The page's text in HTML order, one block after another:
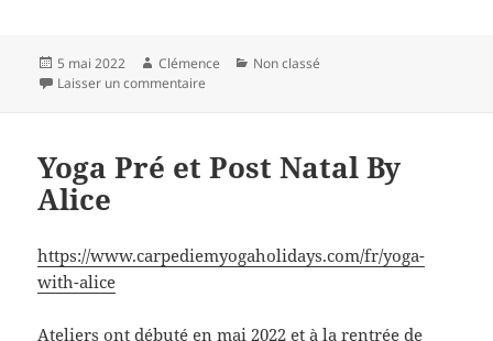
e
o
o
k
itt
er
ai
l a
er
Publié
le
5 mai 2022 Auteur
Clémence Catégories
Non classé
Laisser un commentaire
Yoga Pré et Post Natal By
Alice
https://www.carpediemyogaholidays.com/fr/yoga-
with-alice
Ateliers ont débuté en mai 2022 et à la rentrée de